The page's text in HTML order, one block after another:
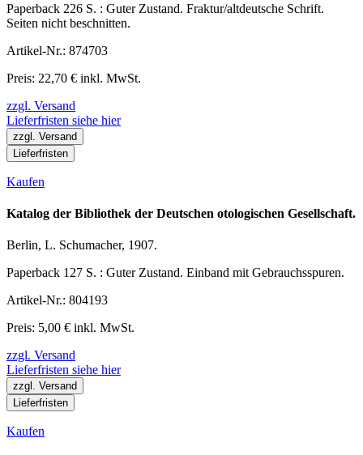
Paperback 226 S. : Guter Zustand. Fraktur/altdeutsche Schrift.
Seiten nicht beschnitten.
Artikel-Nr.: 874703
Preis: 22,70 € inkl. MwSt.
zzgl. Versand
Lieferfristen siehe hier
zzgl. Versand
Lieferfristen
Kaufen
Katalog der Bibliothek der Deutschen otologischen Gesellschaft.
Berlin, L. Schumacher, 1907.
Paperback 127 S. : Guter Zustand. Einband mit Gebrauchsspuren.
Artikel-Nr.: 804193
Preis: 5,00 € inkl. MwSt.
zzgl. Versand
Lieferfristen siehe hier
zzgl. Versand
Lieferfristen
Kaufen